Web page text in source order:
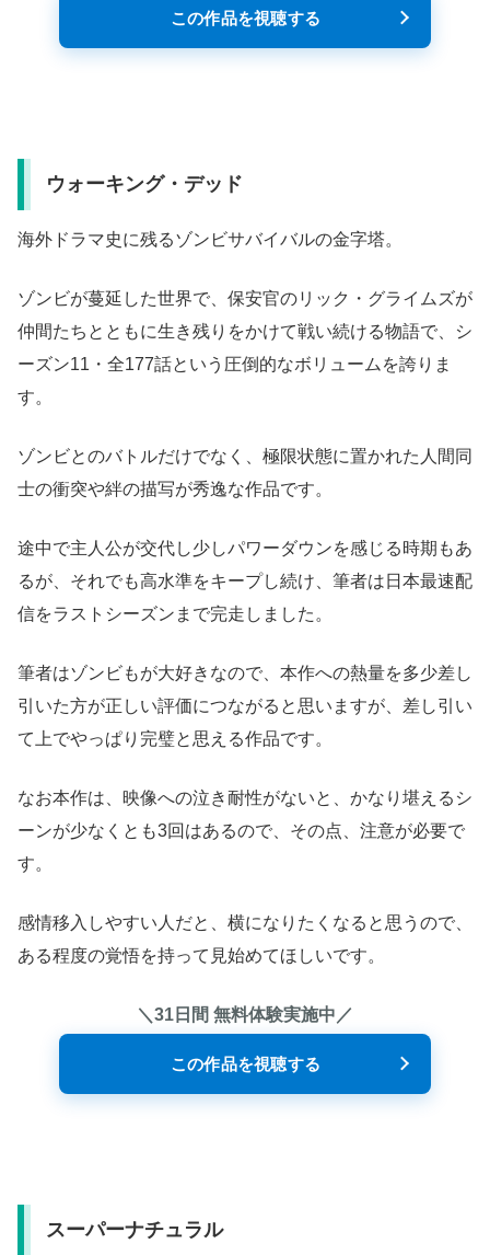
この作品を視聴する
ウォーキング・デッド
海外ドラマ史に残るゾンビサバイバルの金字塔。
ゾンビが蔓延した世界で、保安官のリック・グライムズが
仲間たちとともに生き残りをかけて戦い続ける物語で、シ
ーズン11・全177話という圧倒的なボリュームを誇りま
す。
ゾンビとのバトルだけでなく、極限状態に置かれた人間同
士の衝突や絆の描写が秀逸な作品です。
途中で主人公が交代し少しパワーダウンを感じる時期もあ
るが、それでも高水準をキープし続け、筆者は日本最速配
信をラストシーズンまで完走しました。
筆者はゾンビもが大好きなので、本作への熱量を多少差し
引いた方が正しい評価につながると思いますが、差し引い
て上でやっぱり完璧と思える作品です。
なお本作は、映像への泣き耐性がないと、かなり堪えるシ
ーンが少なくとも3回はあるので、その点、注意が必要で
す。
感情移入しやすい人だと、横になりたくなると思うので、
ある程度の覚悟を持って見始めてほしいです。
＼31日間 無料体験実施中／
この作品を視聴する
スーパーナチュラル